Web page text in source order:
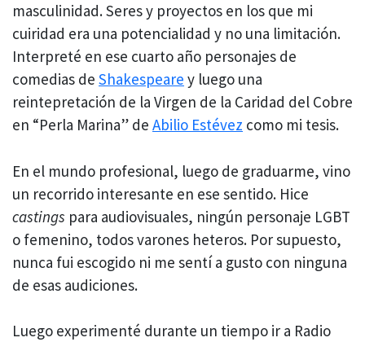
masculinidad. Seres y proyectos en los que mi
cuiridad era una potencialidad y no una limitación.
Interpreté en ese cuarto año personajes de
comedias de Shakespeare y luego una
reintepretación de la Virgen de la Caridad del Cobre
en “Perla Marina” de Abilio Estévez como mi tesis.
En el mundo profesional, luego de graduarme, vino
un recorrido interesante en ese sentido. Hice
castings para audiovisuales, ningún personaje LGBT
o femenino, todos varones heteros. Por supuesto,
nunca fui escogido ni me sentí a gusto con ninguna
de esas audiciones.
Luego experimenté durante un tiempo ir a Radio